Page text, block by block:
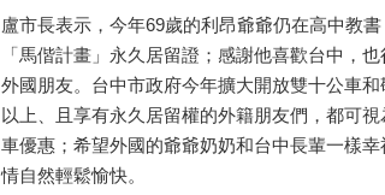
盧市長表示，今年69歲的利昂爺爺仍在高中教
「馬偕計畫」永久居留證；感謝他喜歡台中，
外國朋友。台中市政府今年擴大開放雙十公車
以上、且享有永久居留權的外籍朋友們，都可
車優惠；希望外國的爺爺奶奶和台中長輩一樣
情自然輕鬆愉快。